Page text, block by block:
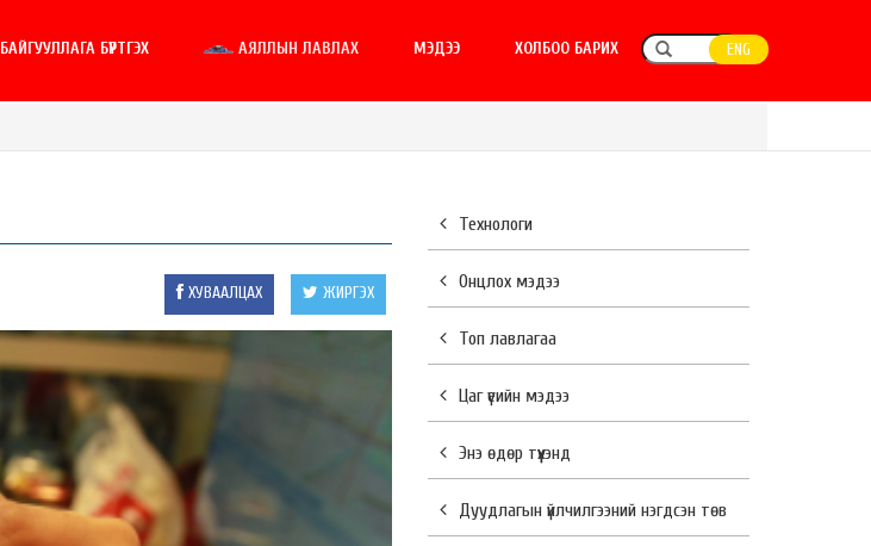
БАЙГУУЛЛАГА БҮРТГЭХ АЯЛЛЫН ЛАВЛАХ МЭДЭЭ ХОЛБОО БАРИХ ENG
ХУВААЛЦАХ ЖИРГЭХ
Технологи
Онцлох мэдээ
Топ лавлагаа
Цаг үеийн мэдээ
Энэ өдөр түүхэнд
Дуудлагын үйлчилгээний нэгдсэн төв